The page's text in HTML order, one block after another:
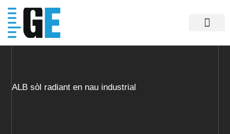
Vés
contingut
ALB sòl radiant en nau industrial